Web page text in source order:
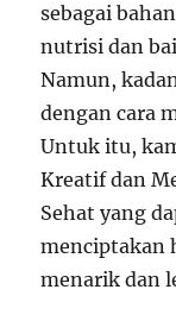
sebagai
nutrisi dan
Namun,
dengan cara
Untuk itu,
Kreatif dan
Sehat yang
menciptakan
menarik dan